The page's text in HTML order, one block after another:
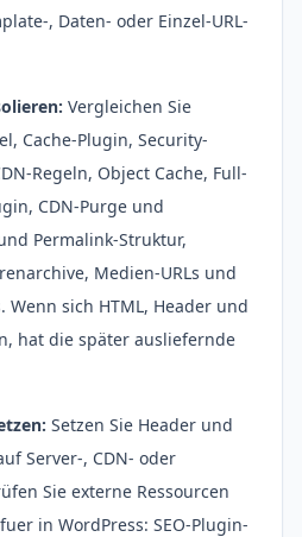
, Daten- oder Einzel-URL-
Vergleichen Sie
Cache-Plugin, Security-
Regeln, Object Cache, Full-
CDN-Purge und
Permalink-Struktur,
Medien-URLs und
sich HTML, Header und
hat die später ausliefernde
Setzen Sie Header und
Server-, CDN- oder
Sie externe Ressourcen
in WordPress: SEO-Plugin-